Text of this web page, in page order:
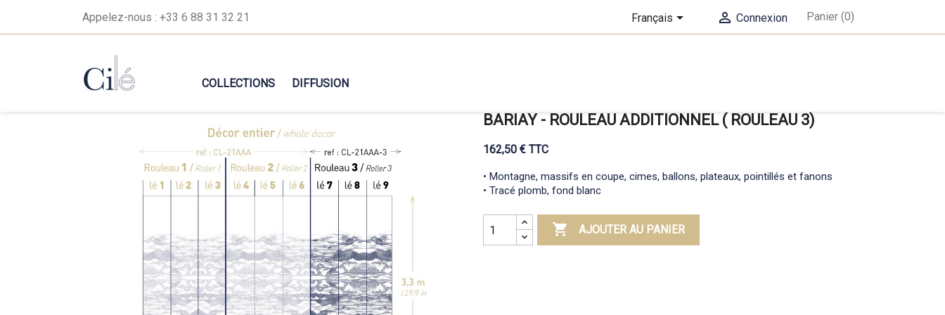
Appelez-nous : +33 6 88 31 32 21 Français  Connexion Panier (0)
COLLECTIONS DIFFUSION
BARIAY - ROULEAU ADDITIONNEL ( ROULEAU 3)
162,50 € TTC
• Montagne, massifs en coupe, cimes, ballons, plateaux, pointillés et fanons
• Tracé plomb, fond blanc
 AJOUTER AU PANIER